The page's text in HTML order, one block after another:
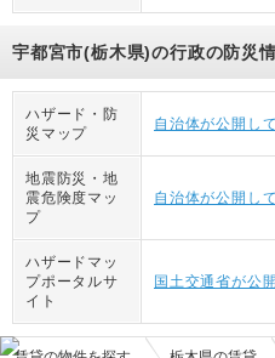
宇都宮市(栃木県)の行政の防災
ハザード・防
災マップ
自治体が公開し
地震防災・地
震危険度マッ
プ
自治体が公開し
ハザードマッ
プポータルサ
イト
国土交通省が公